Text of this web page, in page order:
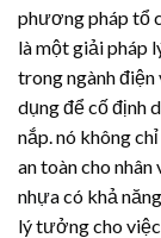
phương pháp tổ
là một giải pháp
trong ngành
dụng để cố định
nắp. nó không
an toàn cho nhân
nhựacó khả
lý tưởng cho